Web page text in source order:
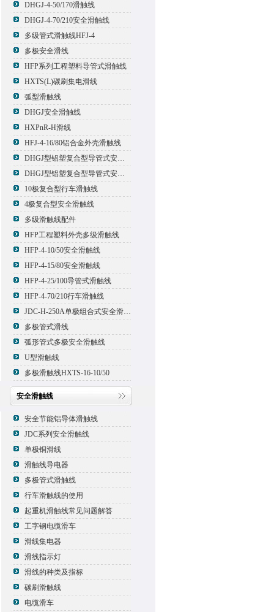
DHGJ-4-50/170滑触线
DHGJ-4-70/210安全滑触线
多级管式滑触线HFJ-4
多极安全滑线
HFP系列工程塑料导管式滑触线
HXTS(L)碳刷集电滑线
弧型滑触线
DHGJ安全滑触线
HXPnR-H滑线
HFJ-4-16/80铝合金外壳滑触线
DHGJ型铝塑复合型导管式安全滑触线
DHGJ型铝塑复合型导管式安全滑触线
10极复合型行车滑触线
4极复合型安全滑触线
多级滑触线配件
HFP工程塑料外壳多级滑触线
HFP-4-10/50安全滑触线
HFP-4-15/80安全滑触线
HFP-4-25/100导管式滑触线
HFP-4-70/210行车滑触线
JDC-H-250A单极组合式安全滑触线
多极管式滑线
弧形管式多极安全滑触线
U型滑触线
多极滑触线HXTS-16-10/50
安全滑触线
安全节能铝导体滑触线
JDC系列安全滑触线
单极铜滑线
滑触线导电器
多极管式滑触线
行车滑触线的使用
起重机滑触线常见问题解答
工字钢电缆滑车
滑线集电器
滑线指示灯
滑线的种类及指标
碳刷滑触线
电缆滑车